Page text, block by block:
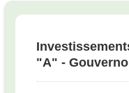
"A" -